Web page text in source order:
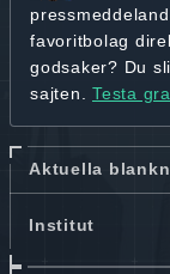
favoritbolag
godsaker? Du
sajten. Testa
Aktuella
Institut